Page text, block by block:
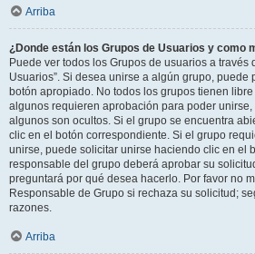
Arriba
¿Donde están los Grupos de Usuarios y como
Puede ver todos los Grupos de usuarios a través
Usuarios”. Si desea unirse a algún grupo, puede
botón apropiado. No todos los grupos tienen
algunos requieren aprobación para poder unirse,
algunos son ocultos. Si el grupo se encuentra
clic en el botón correspondiente. Si el grupo
unirse, puede solicitar unirse haciendo clic en el
responsable del grupo deberá aprobar su
preguntará por qué desea hacerlo. Por favor no
Responsable de Grupo si rechaza su solicitud;
razones.
Arriba